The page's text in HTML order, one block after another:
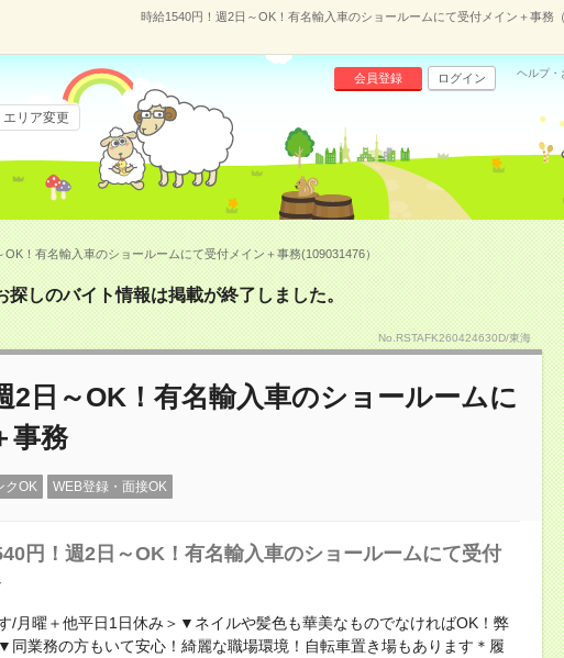
時給1540円！週2日～OK！有名輸入車のショールームにて受付メイン＋事務
会員登録 ログイン ヘルプ・
エリア変更
OK！有名輸入車のショールームにて受付メイン＋事務(109031476）
探しのバイト情報は掲載が終了しました。
No.RSTAFK260424630D/東海
2日～OK！有名輸入車のショールームに
事務
クOK WEB登録・面接OK
円！週2日～OK！有名輸入車のショールームにて受付
/月曜＋他平日1日休み＞▼ネイルや髪色も華美なものでなければOK！弊
業務の方もいて安心！綺麗な職場環境！自転車置き場もあります＊履